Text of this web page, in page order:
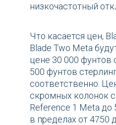
низкочастотный
Что касается цен,
Blade Two Meta
цене 30 000 фунтов
500 фунтов
соответственно.
скромных колонок
Reference 1 Meta до
в пределах от 4750